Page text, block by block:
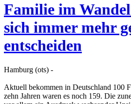
Familie im
sich immer mehr
entscheiden
Hamburg (ots) -
Aktuell bekommen in Deutschland 100
zehn Jahren waren es noch 159. Die